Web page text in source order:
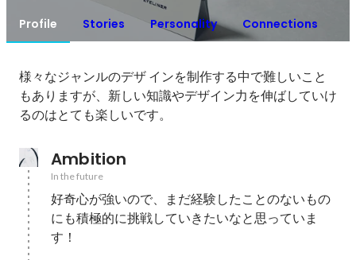
Profile Stories Personality Connections
様々なジャンルのデザ インを制作する中で難しいこと
もありますが、新しい知識やデザイン力を伸ばしていけ
るのはとても楽しいです。
Ambition
In the future
好奇心が強いので、まだ経験したことのないもの
にも積極的に挑戦していきたいなと思っていま
す！